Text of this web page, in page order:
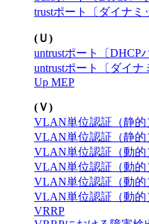
trustポート〔ダイナミ
(Ｕ)
untrustポート〔DHCP
untrustポート〔ダイナ
Up MEP
(Ｖ)
VLAN単位認証（静的
VLAN単位認証（静的
VLAN単位認証（動的
VLAN単位認証（動
VLAN単位認証（動的
VLAN単位認証（動的
VRRP